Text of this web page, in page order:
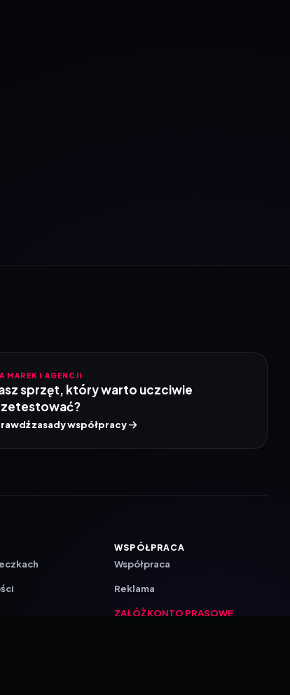
MAREK I AGENCJI
sprzęt, który warto uczciwie
zasady współpracy
WSPÓŁPRACA
Współpraca
Reklama
ZAŁÓŻ KONTO PRASOWE